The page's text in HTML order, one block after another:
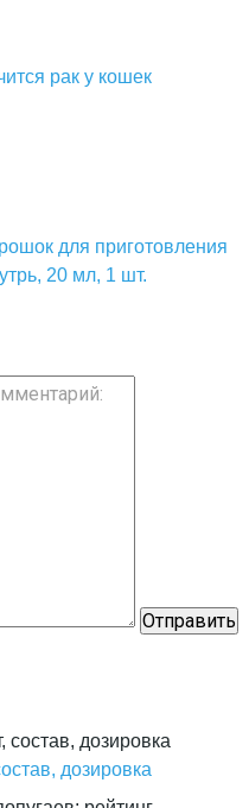
рак у кошек
для приготовления
20 мл, 1 шт.
дозировка